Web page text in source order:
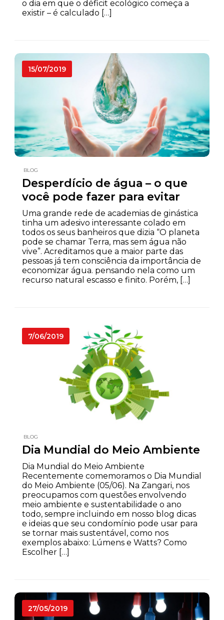
o dia em que o déficit ecológico começa a
existir – é calculado […]
15/07/2019
BLOG
Desperdício de água – o que
você pode fazer para evitar
Uma grande rede de academias de ginástica
tinha um adesivo interessante colado em
todos os seus banheiros que dizia “O planeta
pode se chamar Terra, mas sem água não
vive”. Acreditamos que a maior parte das
pessoas já tem consciência da importância de
economizar água. pensando nela como um
recurso natural escasso e finito. Porém, […]
7/06/2019
BLOG
Dia Mundial do Meio Ambiente
Dia Mundial do Meio Ambiente
Recentemente comemoramos o Dia Mundial
do Meio Ambiente (05/06). Na Zangari, nos
preocupamos com questões envolvendo
meio ambiente e sustentabilidade o ano
todo, sempre incluindo em nosso blog dicas
e ideias que seu condomínio pode usar para
se tornar mais sustentável, como nos
exemplos abaixo: Lúmens e Watts? Como
Escolher […]
27/05/2019